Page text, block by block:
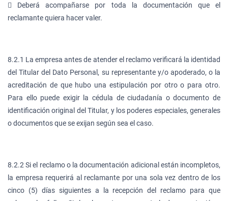
 Deberá acompañarse por toda la documentación que el
reclamante quiera hacer valer.
8.2.1 La empresa antes de atender el reclamo verificará la identidad
del Titular del Dato Personal, su representante y/o apoderado, o la
acreditación de que hubo una estipulación por otro o para otro.
Para ello puede exigir la cédula de ciudadanía o documento de
identificación original del Titular, y los poderes especiales, generales
o documentos que se exijan según sea el caso.
8.2.2 Si el reclamo o la documentación adicional están incompletos,
la empresa requerirá al reclamante por una sola vez dentro de los
cinco (5) días siguientes a la recepción del reclamo para que